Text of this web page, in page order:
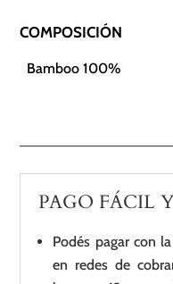
COMPOSICIÓN
Bamboo 100%
PAGO FÁCIL
Podés pagar con
en redes de